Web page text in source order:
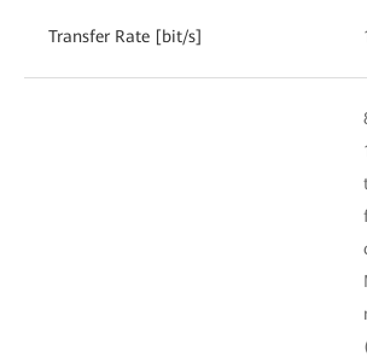
Transfer Rate [bit/s]